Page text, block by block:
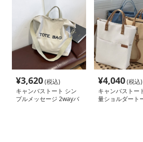
¥3,620(税込)
キャンバストート シン
プルメッセージ 2wayバ
¥4,040(税込)
キャンバストー
量ショルダート